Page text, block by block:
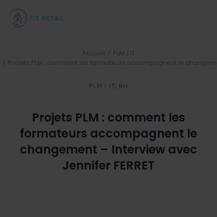
Accueil
PLM / IT
Projets PLM : comment les formateurs accompagnent le
PLM / IT, RH
Projets PLM : comment les
formateurs accompagnent le
changement – Interview avec
Jennifer FERRET